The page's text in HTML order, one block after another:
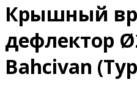
Крышный
дефлектор
Bahcivan